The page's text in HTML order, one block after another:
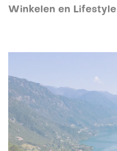
Winkelen en Lifestyle